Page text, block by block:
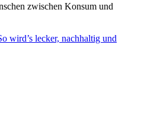
zwischen Konsum und
wird’s lecker, nachhaltig und